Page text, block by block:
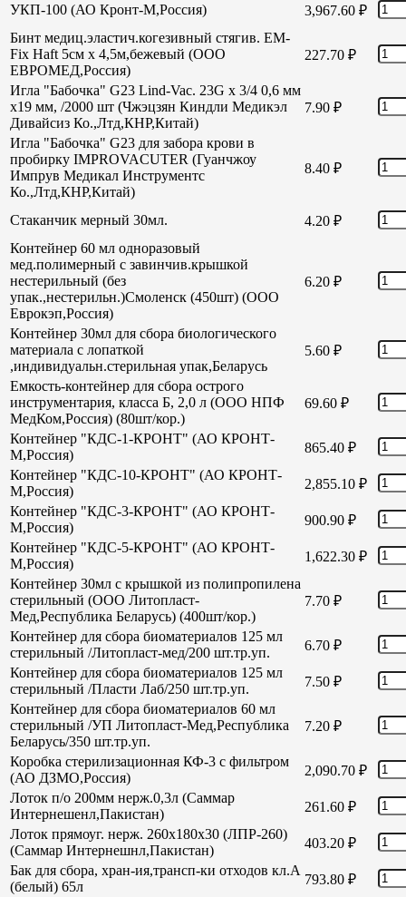
УКП-100 (АО Кронт-М,Россия) 3,967.60 ₽
Бинт медиц.эластич.когезивный стягив. EM-
Fix Haft 5см х 4,5м,бежевый (ООО
ЕВРОМЕД,Россия)
227.70 ₽
Игла "Бабочка" G23 Lind-Vac. 23G х 3/4 0,6 мм
х19 мм, /2000 шт (Чжэцзян Киндли Медикэл
Дивайсиз Ко.,Лтд,КНР,Китай)
7.90 ₽
Игла "Бабочка" G23 для забора крови в
пробирку IMPROVACUTER (Гуанчжоу
Импрув Медикал Инструментс
Ко.,Лтд,КНР,Китай)
8.40 ₽
Стаканчик мерный 30мл. 4.20 ₽
Контейнер 60 мл одноразовый
мед.полимерный с завинчив.крышкой
нестерильный (без
упак.,нестерильн.)Смоленск (450шт) (ООО
Еврокэп,Россия)
6.20 ₽
Контейнер 30мл для сбора биологического
материала с лопаткой
,индивидуальн.стерильная упак,Беларусь
5.60 ₽
Емкость-контейнер для сбора острого
инструментария, класса Б, 2,0 л (ООО НПФ
МедКом,Россия) (80шт/кор.)
69.60 ₽
Контейнер "КДС-1-КРОНТ" (АО КРОНТ-
М,Россия)
865.40 ₽
Контейнер "КДС-10-КРОНТ" (АО КРОНТ-
М,Россия)
2,855.10 ₽
Контейнер "КДС-3-КРОНТ" (АО КРОНТ-
М,Россия)
900.90 ₽
Контейнер "КДС-5-КРОНТ" (АО КРОНТ-
М,Россия)
1,622.30 ₽
Контейнер 30мл с крышкой из полипропилена
стерильный (ООО Литопласт-
Мед,Республика Беларусь) (400шт/кор.)
7.70 ₽
Контейнер для сбора биоматериалов 125 мл
стерильный /Литопласт-мед/200 шт.тр.уп.
6.70 ₽
Контейнер для сбора биоматериалов 125 мл
стерильный /Пласти Лаб/250 шт.тр.уп.
7.50 ₽
Контейнер для сбора биоматериалов 60 мл
стерильный /УП Литопласт-Мед,Республика
Беларусь/350 шт.тр.уп.
7.20 ₽
Коробка стерилизационная КФ-3 с фильтром
(АО ДЗМО,Россия)
2,090.70 ₽
Лоток п/о 200мм нерж.0,3л (Саммар
Интернешенл,Пакистан)
261.60 ₽
Лоток прямоуг. нерж. 260х180х30 (ЛПР-260)
(Саммар Интернешнл,Пакистан)
403.20 ₽
Бак для сбора, хран-ия,трансп-ки отходов кл.А
(белый) 65л
793.80 ₽